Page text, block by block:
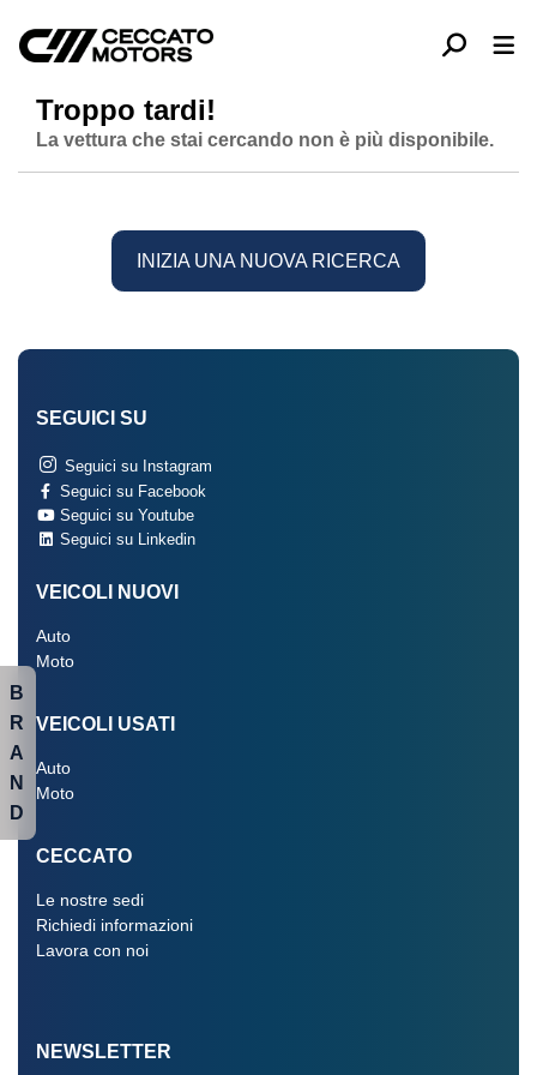
Troppo tardi!
La vettura che stai cercando non è più disponibile.
INIZIA UNA NUOVA RICERCA
SEGUICI SU
Seguici su Instagram
Seguici su Facebook
Seguici su Youtube
Seguici su Linkedin
VEICOLI NUOVI
Auto
Moto
VEICOLI USATI
Auto
Moto
CECCATO
Le nostre sedi
Richiedi informazioni
Lavora con noi
NEWSLETTER
B
R
A
N
D